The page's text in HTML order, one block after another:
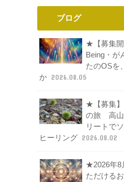
ブログ
★【募集
Being・が
たのOSを
か 2026.08.05
★【募集
の旅 高山
リートで
ヒーリング 2026.08.02
★2026年8
ただける